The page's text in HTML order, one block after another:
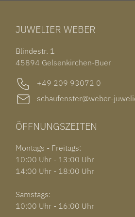
OHRSCHMUCK
OUT OF COLLECTION
ROLEX SUBMARINER DATE
GARMIN VENU 3S
JUWELIER WEBER
Blindestr. 1
45894 Gelsenkirchen-Buer
+49 209 93072 0
schaufenster@weber-
ÖFFNUNGSZEITEN
Montags - Freitags:
10:00 Uhr - 13:00 Uhr
14:00 Uhr - 18:00 Uhr
Samstags:
10:00 Uhr - 16:00 Uhr